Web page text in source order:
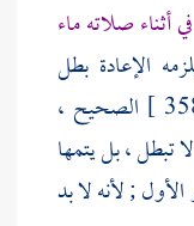
أثناء صلاته ماء
الإعادة بطل
الصحيح ،
تبطل ، بل يتمها
; لأنه لا بد